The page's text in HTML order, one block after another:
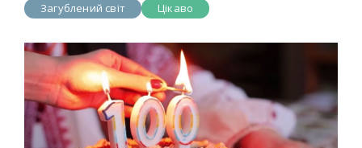
Загублений світ Цікаво